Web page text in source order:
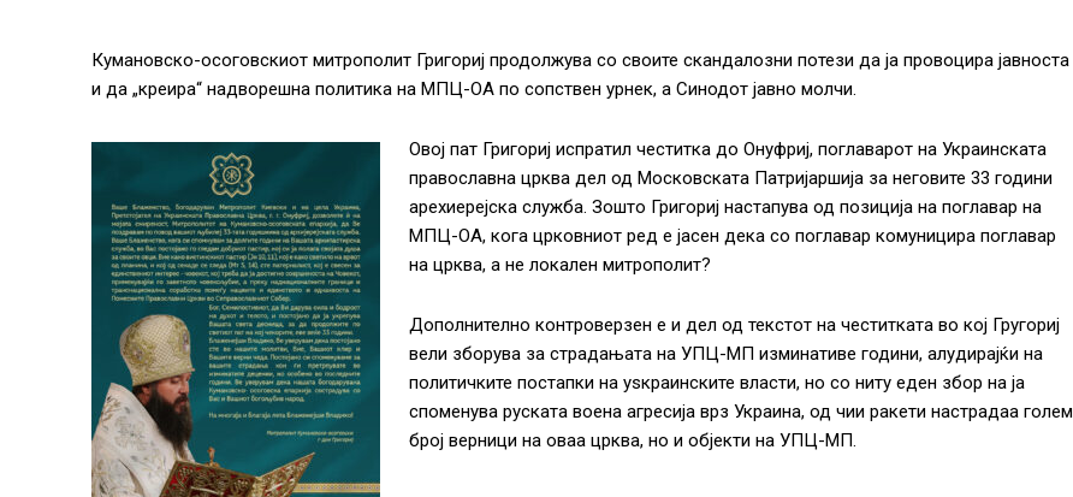
Кумановско-осоговскиот митрополит Григориј продолжува со своите скандалозни потези да ја провоцира јавноста
и да „креира“ надворешна политика на МПЦ-ОА по сопствен урнек, а Синодот јавно молчи.
Овој пат Григориј испратил честитка до Онуфриј, поглаварот на Украинската
православна црква дел од Московската Патријаршија за неговите 33 години
арехиерејска служба. Зошто Григориј настапува од позиција на поглавар на
МПЦ-ОА, кога црковниот ред е јасен дека со поглавар комуницира поглавар
на црква, а не локален митрополит?
Дополнително контроверзен е и дел од текстот на честитката во кој Гругориј
вели зборува за страдањата на УПЦ-МП изминативе години, алудирајќи на
политичките постапки на уѕкраинските власти, но со ниту еден збор на ја
споменува руската воена агресија врз Украина, од чии ракети настрадаа голем
број верници на оваа црква, но и објекти на УПЦ-МП.